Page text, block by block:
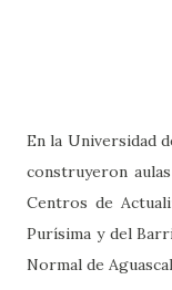
En la Universidad
construyeron
Centros de
Purísima y del
Normal de